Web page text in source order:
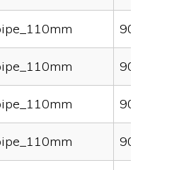
90000
90000
90000
90000